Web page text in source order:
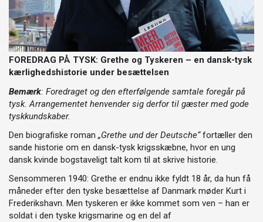
FOREDRAG PÅ TYSK: Grethe og Tyskeren – en dansk-tysk
kærlighedshistorie under besættelsen
Bemærk: Foredraget og den efterfølgende samtale foregår på
tysk. Arrangementet henvender sig derfor til gæster med gode
tyskkundskaber.
Den biografiske roman „Grethe und der Deutsche“fortæller den
sande historie om en dansk-tysk krigsskæbne, hvor en ung
dansk kvinde bogstaveligt talt kom til at skrive historie.
Sensommeren 1940: Grethe er endnu ikke fyldt 18 år, da hun få
måneder efter den tyske besættelse af Danmark møder Kurt i
Frederikshavn. Men tyskeren er ikke kommet som ven – han er
soldat i den tyske krigsmarine og en del af